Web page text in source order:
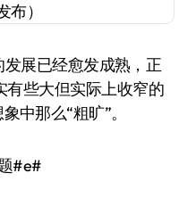
展已经愈发成熟，正
有些大但实际上收窄的
中那么“粗旷”。
#e#